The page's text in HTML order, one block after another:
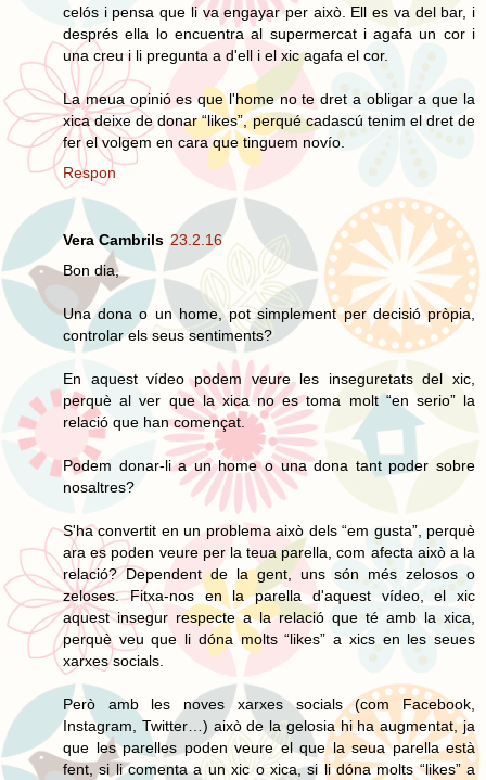
celós i pensa que li va engayar per això. Ell es va del bar, i
després ella lo encuentra al supermercat i agafa un cor i
una creu i li pregunta a d'ell i el xic agafa el cor.
La meua opinió es que l'home no te dret a obligar a que la
xica deixe de donar “likes”, perqué cadascú tenim el dret de
fer el volgem en cara que tinguem novío.
Respon
Vera Cambrils 23.2.16
Bon dia,
Una dona o un home, pot simplement per decisió pròpia,
controlar els seus sentiments?
En aquest vídeo podem veure les inseguretats del xic,
perquè al ver que la xica no es toma molt “en serio” la
relació que han començat.
Podem donar-li a un home o una dona tant poder sobre
nosaltres?
S'ha convertit en un problema això dels “em gusta”, perquè
ara es poden veure per la teua parella, com afecta això a la
relació? Dependent de la gent, uns són més zelosos o
zeloses. Fitxa-nos en la parella d'aquest vídeo, el xic
aquest insegur respecte a la relació que té amb la xica,
perquè veu que li dóna molts “likes” a xics en les seues
xarxes socials.
Però amb les noves xarxes socials (com Facebook,
Instagram, Twitter…) això de la gelosia hi ha augmentat, ja
que les parelles poden veure el que la seua parella està
fent, si li comenta a un xic o xica, si li dóna molts “likes” a